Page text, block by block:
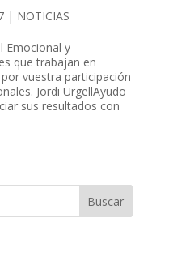
| NOTICIAS
Emocional y
que trabajan en
vuestra participación
Jordi UrgellAyudo
sus resultados con